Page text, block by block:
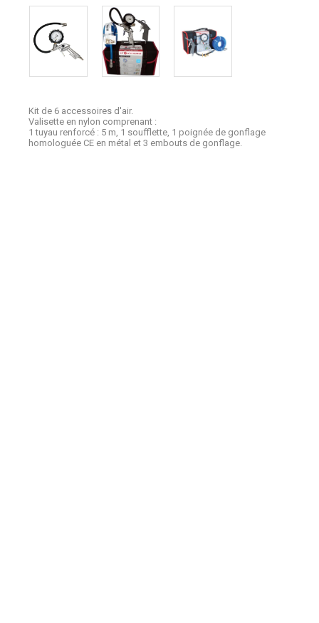
Kit de 6 accessoires d'air.
Valisette en nylon comprenant :
1 tuyau renforcé : 5 m, 1 soufflette, 1 poignée de gonflage
homologuée CE en métal et 3 embouts de gonflage.